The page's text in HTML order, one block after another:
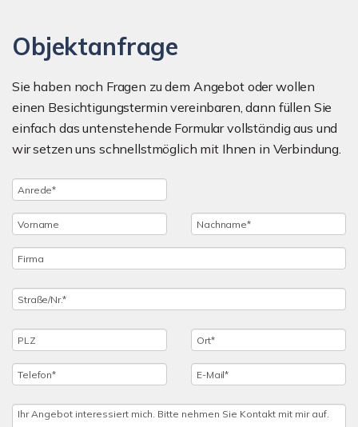
Objektanfrage
Sie haben noch Fragen zu dem Angebot oder wollen
einen Besichtigungstermin vereinbaren, dann füllen Sie
einfach das untenstehende Formular vollständig aus und
wir setzen uns schnellstmöglich mit Ihnen in Verbindung.